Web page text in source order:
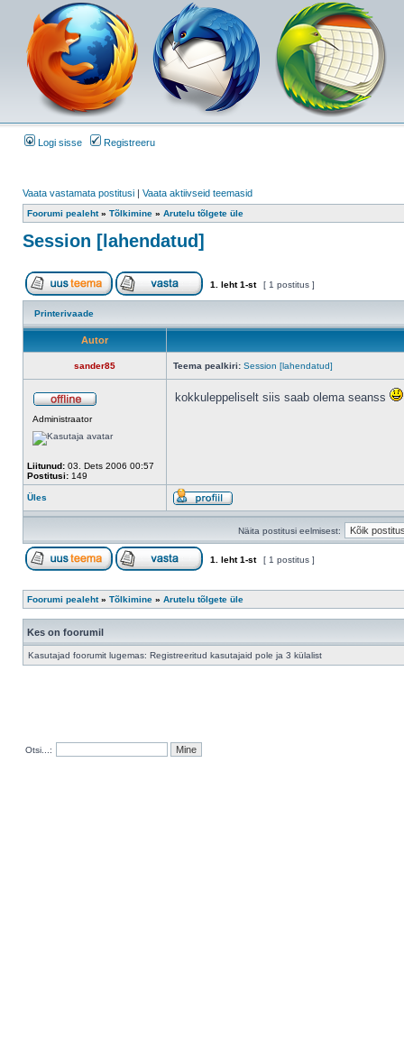
Logi sisse Registreeru
Vaata vastamata postitusi | Vaata aktiivseid teemasid
Foorumi pealeht» Tõlkimine » Arutelu tõlgete üle
Session [lahendatud]
1 . leht1-st [ 1 postitus ]
Printerivaade
Autor
sander85 Teema pealkiri: Session [lahendatud]
Administraator
Liitunud: 03. Dets 2006 00:57
Postitusi: 149
kokkuleppeliselt siis saab olema seanss
Üles
Näita postitusi eelmisest:
1 . leht1-st [ 1 postitus ]
Foorumi pealeht» Tõlkimine » Arutelu tõlgete üle
Kes on foorumil
Kasutajad foorumit lugemas: Registreeritud kasutajaid pole ja 3 külalist
Otsi...: